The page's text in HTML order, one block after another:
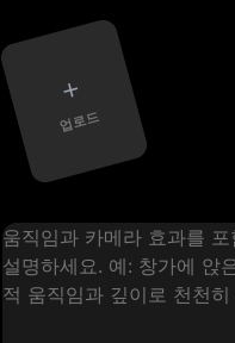
+
업로드